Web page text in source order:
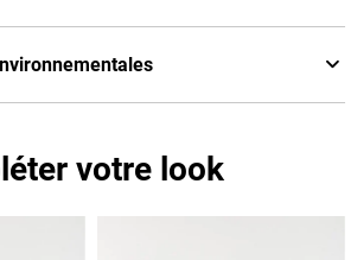
votre look